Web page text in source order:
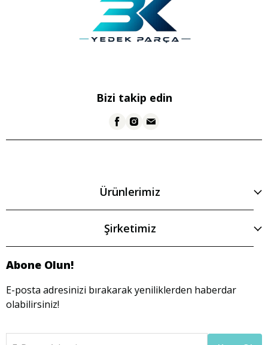
Bizi takip edin
Ürünlerimiz
Şirketimiz
Abone Olun!
E-posta adresinizi bırakarak yeniliklerden haberdar
olabilirsiniz!